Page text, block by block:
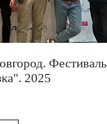
Фестиваль
2025